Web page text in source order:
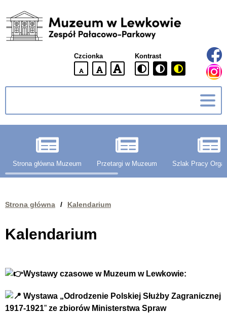
Muzeum
w
Czcionka
domyślna
czcionki
większa
czcionki
największa
czcionka
Kontrast
Strona główna Muzeum Przetargi w Muzeum Szlak Pracy
Strona główna / Kalendarium
Kalendarium
Wystawy czasowe w Muzeum w Lewkowie:
Wystawa „Odrodzenie Polskiej Służby Zagranicznej
1917-1921” ze zbiorów Ministerstwa Spraw